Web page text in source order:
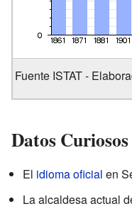
Fuente ISTAT -
Datos
El idioma oficial en
La alcaldesa actual